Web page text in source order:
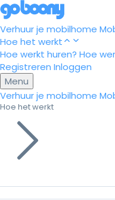
Verhuur je mobilhome
Hoe het werkt
Hoe werkt huren? Hoe
Registreren Inloggen
Menu
Verhuur je mobilhome
Hoe het werkt